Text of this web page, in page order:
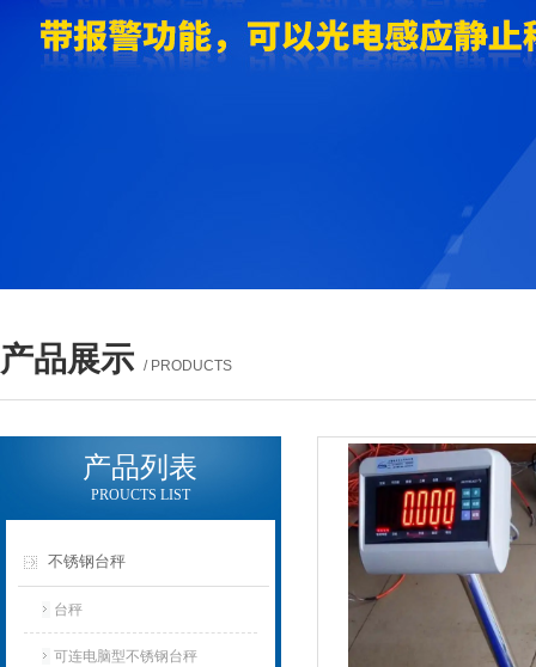
产品展示 / PRODUCTS
产品列表
PROUCTS LIST
不锈钢台秤
台秤
可连电脑型不锈钢台秤